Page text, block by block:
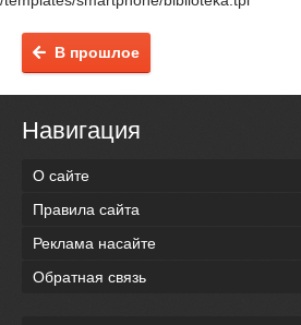
В прошлое
Навигация
О сайте
Правила сайта
Реклама насайте
Обратная связь